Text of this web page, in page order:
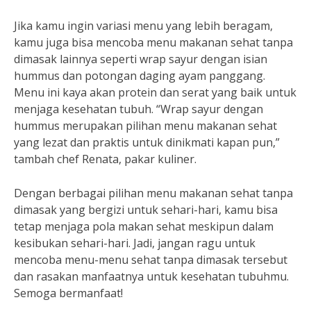
Jika kamu ingin variasi menu yang lebih beragam,
kamu juga bisa mencoba menu makanan sehat tanpa
dimasak lainnya seperti wrap sayur dengan isian
hummus dan potongan daging ayam panggang.
Menu ini kaya akan protein dan serat yang baik untuk
menjaga kesehatan tubuh. “Wrap sayur dengan
hummus merupakan pilihan menu makanan sehat
yang lezat dan praktis untuk dinikmati kapan pun,”
tambah chef Renata, pakar kuliner.
Dengan berbagai pilihan menu makanan sehat tanpa
dimasak yang bergizi untuk sehari-hari, kamu bisa
tetap menjaga pola makan sehat meskipun dalam
kesibukan sehari-hari. Jadi, jangan ragu untuk
mencoba menu-menu sehat tanpa dimasak tersebut
dan rasakan manfaatnya untuk kesehatan tubuhmu.
Semoga bermanfaat!